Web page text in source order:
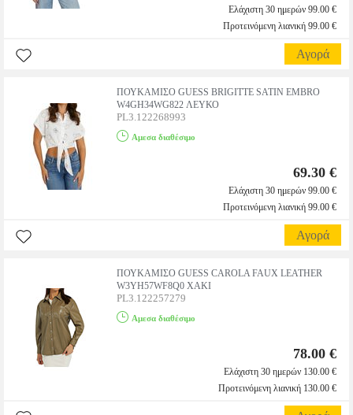
Ελάχιστη 30 ημερών 99.00 €
Προτεινόμενη λιανική 99.00 €
Αγορά
ΠΟΥΚΑΜΙΣΟ GUESS BRIGITTE SATIN EMBRO
W4GH34WG822 ΛΕΥΚΟ
PL3.122268993
Αμεσα διαθέσιμο
69.30 €
Ελάχιστη 30 ημερών 99.00 €
Προτεινόμενη λιανική 99.00 €
Αγορά
ΠΟΥΚΑΜΙΣΟ GUESS CAROLA FAUX LEATHER
W3YH57WF8Q0 ΧΑΚΙ
PL3.122257279
Αμεσα διαθέσιμο
78.00 €
Ελάχιστη 30 ημερών 130.00 €
Προτεινόμενη λιανική 130.00 €